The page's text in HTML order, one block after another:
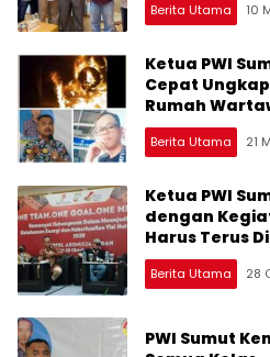
Berita Utama 10
Ketua PWI
Cepat
Rumah
Berita Utama 21
Ketua PWI
dengan
Harus Terus
Berita Utama 28
PWI Sumut